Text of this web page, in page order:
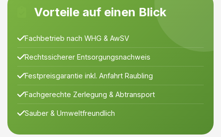
Vorteile auf einen Blick
Fachbetrieb nach WHG & AwSV
Rechtssicherer Entsorgungsnachweis
Festpreisgarantie inkl. Anfahrt Raubling
Fachgerechte Zerlegung & Abtransport
Sauber & Umweltfreundlich